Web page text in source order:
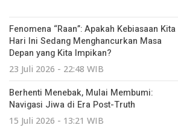
Fenomena “Raan”: Apakah Kebiasaan Kita
Hari Ini Sedang Menghancurkan Masa
Depan yang Kita Impikan?
23 Juli 2026 - 22:48 WIB
Berhenti Menebak, Mulai Membumi:
Navigasi Jiwa di Era Post-Truth
15 Juli 2026 - 13:21 WIB